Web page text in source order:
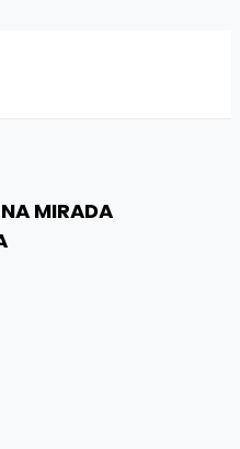
MIRADA